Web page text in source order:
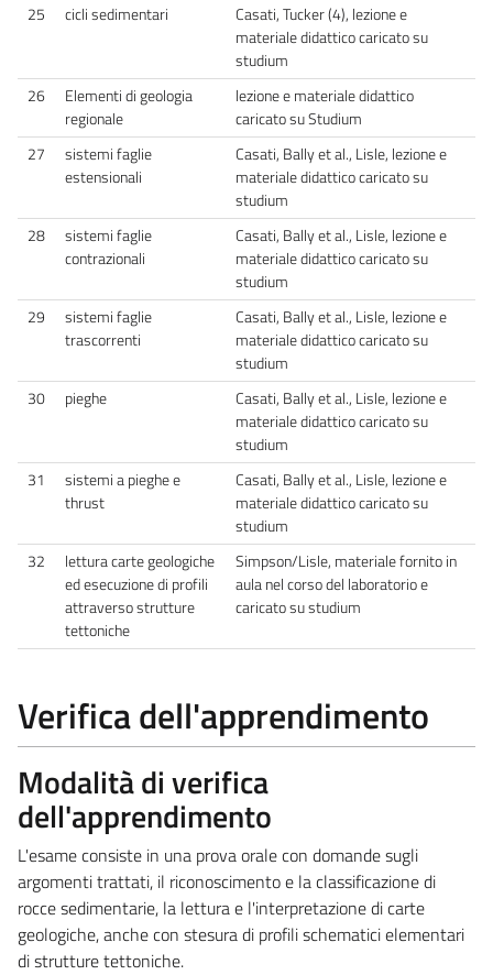
25
cicli sedimentari
Casati, Tucker (4), lezione e
materiale didattico caricato su
studium
26
Elementi di geologia
regionale
lezione e materiale didattico
caricato su Studium
27
sistemi faglie
estensionali
Casati, Bally et al., Lisle, lezione e
materiale didattico caricato su
studium
28
sistemi faglie
contrazionali
Casati, Bally et al., Lisle, lezione e
materiale didattico caricato su
studium
29
sistemi faglie
trascorrenti
Casati, Bally et al., Lisle, lezione e
materiale didattico caricato su
studium
30
pieghe
Casati, Bally et al., Lisle, lezione e
materiale didattico caricato su
studium
31
sistemi a pieghe e
thrust
Casati, Bally et al., Lisle, lezione e
materiale didattico caricato su
studium
32
lettura carte geologiche
ed esecuzione di profili
attraverso strutture
tettoniche
Simpson/Lisle, materiale fornito in
aula nel corso del laboratorio e
caricato su studium
Verifica dell'apprendimento
Modalità di verifica
dell'apprendimento
L'esame consiste in una prova orale con domande sugli
argomenti trattati, il riconoscimento e la classificazione di
rocce sedimentarie, la lettura e l'interpretazione di carte
geologiche, anche con stesura di profili schematici elementari
di strutture tettoniche.